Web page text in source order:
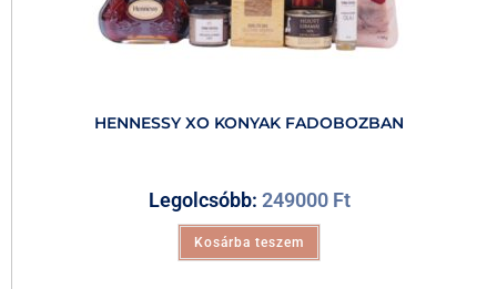
HENNESSY XO KONYAK FADOBOZBAN
Legolcsóbb: 249000 Ft
Kosárba teszem